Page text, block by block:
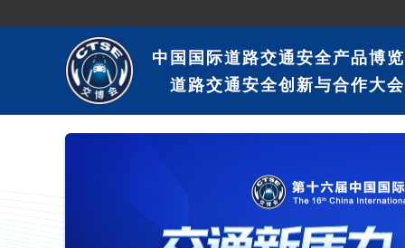
中国国际道路交通安全产品博
道路交通安全创新与合作大会